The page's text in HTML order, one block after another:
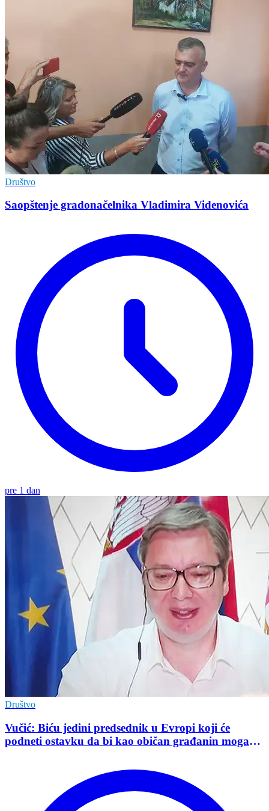
Društvo
Saopštenje gradonačelnika Vladimira Videnovića
pre 1 dan
Društvo
Vučić: Biću jedini predsednik u Evropi koji će
podneti ostavku da bi kao običan građanin mogao